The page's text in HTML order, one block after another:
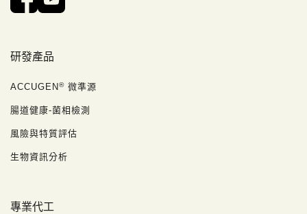
研發產品
ACCUGEN® 微準源
腸道健康-菌相檢測
風險與特質評估
生物資訊分析
專業代工